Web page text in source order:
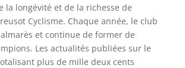
la longévité et de la richesse de
Cyclisme. Chaque année, le club
et continue de former de
Les actualités publiées sur le
plus de mille deux cents